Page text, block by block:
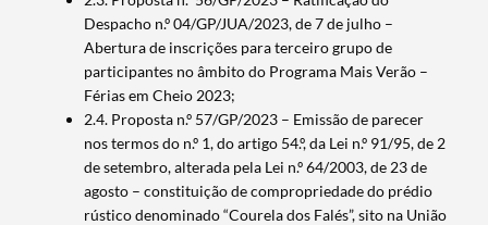
Despacho n.º 04/GP/JUA/2023, de 7 de julho –
Abertura de inscrições para terceiro grupo de
participantes no âmbito do Programa Mais Verão –
Férias em Cheio 2023;
2.4. Proposta n.º 57/GP/2023 – Emissão de parecer
nos termos do n.º 1, do artigo 54.º, da Lei n.º 91/95, de 2
de setembro, alterada pela Lei n.º 64/2003, de 23 de
agosto – constituição de compropriedade do prédio
rústico denominado “Courela dos Falés”, sito na União